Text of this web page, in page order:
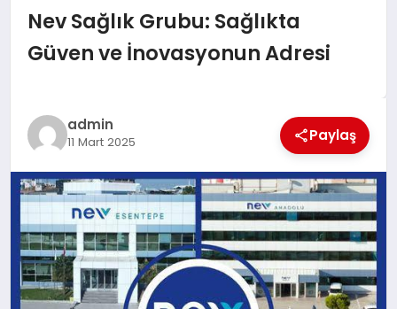
DÜNYA
EKONOMİ
EĞİTİM
TEKNOLOJİ
MAGAZİN
SAĞLIK
Nev Sağlık Grubu: Sağlıkta
Güven ve İnovasyonun Adresi
admin
11 Mart 2025 Paylaş